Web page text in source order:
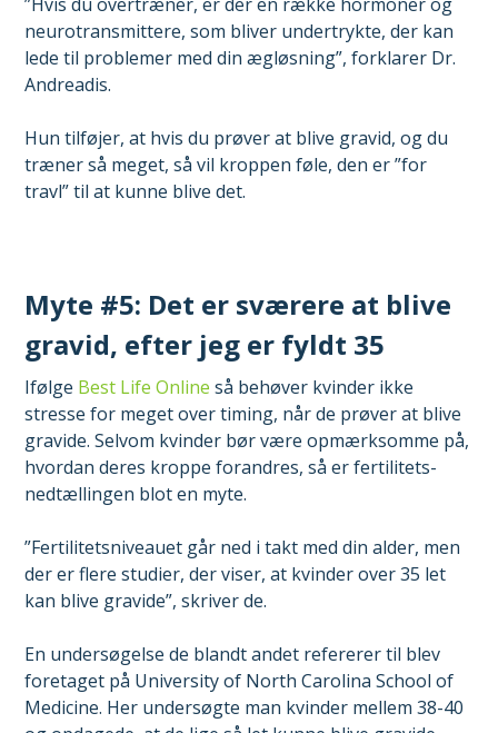
neurotransmittere, som bliver undertrykte, der kan
lede til problemer med din ægløsning”, forklarer Dr.
Andreadis.
Hun tilføjer, at hvis du prøver at blive gravid, og du
træner så meget, så vil kroppen føle, den er ”for
travl” til at kunne blive det.
Myte #5: Det er sværere at blive
gravid, efter jeg er fyldt 35
Ifølge Best Life Online så behøver kvinder ikke
stresse for meget over timing, når de prøver at blive
gravide. Selvom kvinder bør være opmærksomme på,
hvordan deres kroppe forandres, så er fertilitets-
nedtællingen blot en myte.
”Fertilitetsniveauet går ned i takt med din alder, men
der er flere studier, der viser, at kvinder over 35 let
kan blive gravide”, skriver de.
En undersøgelse de blandt andet refererer til blev
foretaget på University of North Carolina School of
Medicine. Her undersøgte man kvinder mellem 38-40